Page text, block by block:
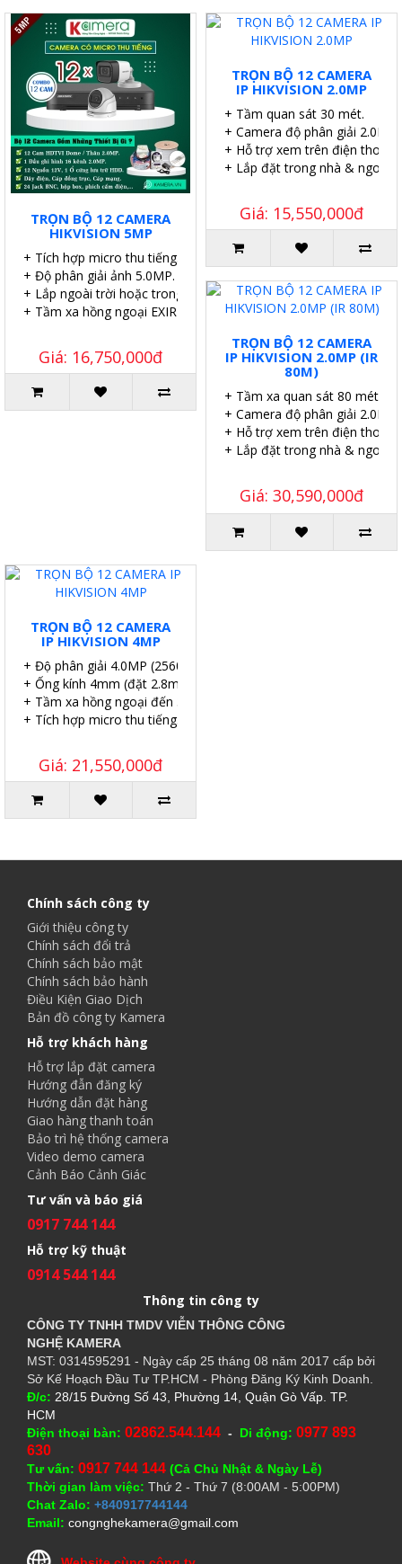
TRỌN BỘ 12 CAMERA
HIKVISION 5MP
+ Tích hợp micro thu tiếng.
+ Độ phân giải ảnh 5.0MP.
+ Lắp ngoài trời hoặc trong nhà.
+ Tầm xa hồng ngoại EXIR 20m.
Giá: 16,750,000đ
TRỌN BỘ 12 CAMERA
IP HIKVISION 2.0MP
+ Tầm quan sát 30 mét.
+ Camera độ phân giải 2.0MP.
+ Hỗ trợ xem trên điện thoại.
+ Lắp đặt trong nhà & ngoài
Giá: 15,550,000đ
TRỌN BỘ 12 CAMERA
IP HIKVISION 2.0MP (IR
80M)
+ Tầm xa quan sát 80 mét.
+ Camera độ phân giải 2.0MP.
+ Hỗ trợ xem trên điện thoại.
+ Lắp đặt trong nhà & ngoài
Giá: 30,590,000đ
TRỌN BỘ 12 CAMERA
IP HIKVISION 4MP
+ Độ phân giải 4.0MP (2560×1140P).
+ Ống kính 4mm (đặt 2.8mm, 6mm).
+ Tầm xa hồng ngoại đến 30m.
+ Tích hợp micro thu tiếng.
Giá: 21,550,000đ
Chính sách công ty
Giới thiệu công ty
Chính sách đổi trả
Chính sách bảo mật
Chính sách bảo hành
Điều Kiện Giao Dịch
Bản đồ công ty Kamera
Hỗ trợ khách hàng
Hỗ trợ lắp đặt camera
Hướng đẫn đăng ký
Hướng dẫn đặt hàng
Giao hàng thanh toán
Bảo trì hệ thống camera
Video demo camera
Cảnh Báo Cảnh Giác
Tư vấn và báo giá
0917 744 144
Hỗ trợ kỹ thuật
0914 544 144
Thông tin công ty
CÔNG TY TNHH TMDV VIỄN THÔNG CÔNG
NGHỆ KAMERA
MST: 0314595291 - Ngày cấp 25 tháng 08 năm 2017 cấp bởi
Sở Kế Hoạch Đầu Tư TP.HCM - Phòng Đăng Ký Kinh Doanh.
Đ/c: 28/15 Đường Số 43, Phường 14, Quận Gò Vấp. TP.
HCM
Điện thoại bàn: 02862.544.144 - Di động: 0977 893
630
Tư vấn: 0917 744 144 (Cả Chủ Nhật & Ngày Lễ)
Thời gian làm việc: Thứ 2 - Thứ 7 (8:00AM - 5:00PM)
Chat Zalo: +840917744144
Email: congnghekamera@gmail.com